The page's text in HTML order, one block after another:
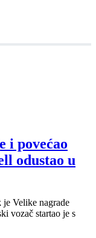
i povećao
odustao u
Velike nagrade
vozač startao je s